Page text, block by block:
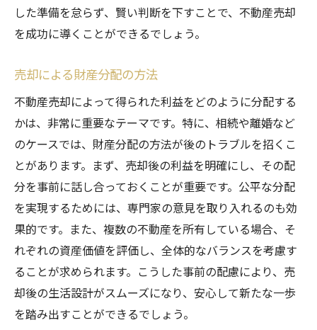
した準備を怠らず、賢い判断を下すことで、不動産売却
を成功に導くことができるでしょう。
売却による財産分配の方法
不動産売却によって得られた利益をどのように分配する
かは、非常に重要なテーマです。特に、相続や離婚など
のケースでは、財産分配の方法が後のトラブルを招くこ
とがあります。まず、売却後の利益を明確にし、その配
分を事前に話し合っておくことが重要です。公平な分配
を実現するためには、専門家の意見を取り入れるのも効
果的です。また、複数の不動産を所有している場合、そ
れぞれの資産価値を評価し、全体的なバランスを考慮す
ることが求められます。こうした事前の配慮により、売
却後の生活設計がスムーズになり、安心して新たな一歩
を踏み出すことができるでしょう。